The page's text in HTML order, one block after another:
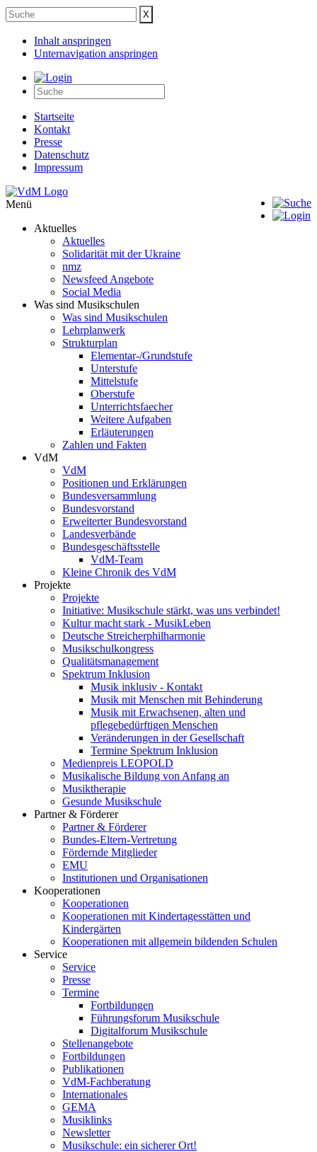
Inhalt anspringen
Unternavigation anspringen
Startseite
Kontakt
Presse
Datenschutz
Impressum
Menü
Aktuelles
Aktuelles
Solidarität mit der Ukraine
nmz
Newsfeed Angebote
Social Media
Was sind Musikschulen
Was sind Musikschulen
Lehrplanwerk
Strukturplan
Elementar-/Grundstufe
Unterstufe
Mittelstufe
Oberstufe
Unterrichtsfaecher
Weitere Aufgaben
Erläuterungen
Zahlen und Fakten
VdM
VdM
Positionen und Erklärungen
Bundesversammlung
Bundesvorstand
Erweiterter Bundesvorstand
Landesverbände
Bundesgeschäftsstelle
VdM-Team
Kleine Chronik des VdM
Projekte
Projekte
Initiative: Musikschule stärkt, was uns verbindet!
Kultur macht stark - MusikLeben
Deutsche Streicherphilharmonie
Musikschulkongress
Qualitätsmanagement
Spektrum Inklusion
Musik inklusiv - Kontakt
Musik mit Menschen mit Behinderung
Musik mit Erwachsenen, alten und
pflegebedürftigen Menschen
Veränderungen in der Gesellschaft
Termine Spektrum Inklusion
Medienpreis LEOPOLD
Musikalische Bildung von Anfang an
Musiktherapie
Gesunde Musikschule
Partner & Förderer
Partner & Förderer
Bundes-Eltern-Vertretung
Fördernde Mitglieder
EMU
Institutionen und Organisationen
Kooperationen
Kooperationen
Kooperationen mit Kindertagesstätten und
Kindergärten
Kooperationen mit allgemein bildenden Schulen
Service
Service
Presse
Termine
Fortbildungen
Führungsforum Musikschule
Digitalforum Musikschule
Stellenangebote
Fortbildungen
Publikationen
VdM-Fachberatung
Internationales
GEMA
Musiklinks
Newsletter
Musikschule: ein sicherer Ort!